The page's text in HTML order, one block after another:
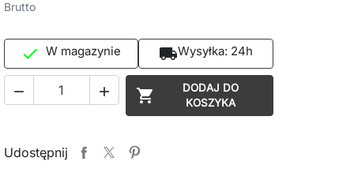
Brutto
 W magazynie local_shippingWysyłka: 24h
  
DODAJ DO
KOSZYKA
Udostępnij